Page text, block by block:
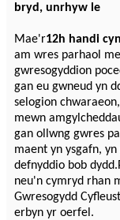
bryd, unrhyw le
Mae'r12h handi
am wres parhaol
gwresogyddion
gan eu gwneud yn
selogion
mewn
gan ollwng gwres
maent yn ysgafn,
defnyddio bob
neu'n cymryd rhan
Gwresogydd
erbyn yr oerfel.